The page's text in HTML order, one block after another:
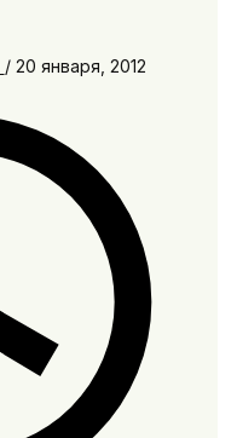
/ 20 января, 2012